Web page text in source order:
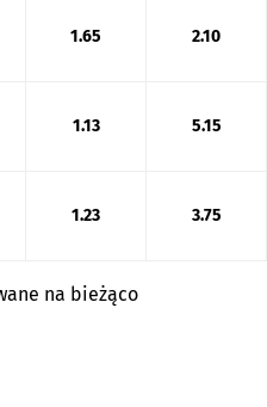
1.65 2.10
1.13 5.15
1.23 3.75
na bieżąco